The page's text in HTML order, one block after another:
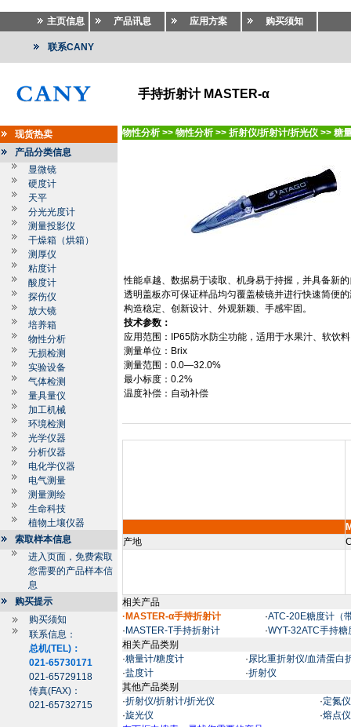
主页信息 产品讯息 应用方案 购买须知
联系CANY
手持折射计 MASTER-α
现货热卖
产品分类信息
显微镜
硬度计
天平
分光光度计
测量投影仪
干燥箱（烘箱）
测厚仪
粘度计
酸度计
探伤仪
放大镜
培养箱
物性分析
无损检测
实验设备
气体检测
量具量仪
加工机械
环境检测
光学仪器
分析仪器
电化学仪器
电气测量
测量测绘
生命科技
植物土壤仪器
索取样本信息
进入页面，免费索取
您需要的产品样本信
息
购买提示
购买须知
联系信息：
总机(TEL)：
021-65730171
021-65729118
传真(FAX)：
021-65732715
物性分析 >> 物性分析 >> 折射仪/折射计/折光仪 >> 糖
性能卓越、数据易于读取、机身易于持握，并具备新
透明盖板亦可保证样品均匀覆盖棱镜并进行快速简便
构造稳定、创新设计、外观新颖、手感牢固。
技术参数：
应用范围：
IP65防水防尘功能，适用于水果汁、软饮
测量单位： Brix
测量范围： 0.0—32.0%
最小标度： 0.2%
温度补偿：自动补偿
产地
相关产品
·MASTER-α手持折射计
·ATC-20E糖度计（
· MASTER-T手持折射计 ·WYT-32ATC手持糖
相关产品类别
·糖量计/糖度计 ·尿比重折射仪/血清蛋白
·盐度计 ·折射仪
其他产品类别
·折射仪/折射计/折光仪 ·定氮仪
·旋光仪 ·熔点